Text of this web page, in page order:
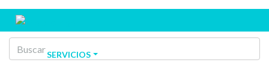
SERVICIOS